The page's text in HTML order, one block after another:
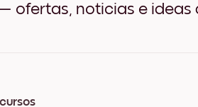
ofertas, noticias e ideas